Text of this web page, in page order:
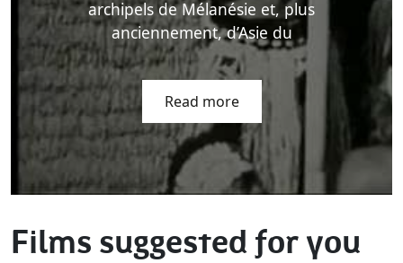
archipels de Mélanésie et, plus
anciennement, d’Asie du
Read more
Films suggested for you